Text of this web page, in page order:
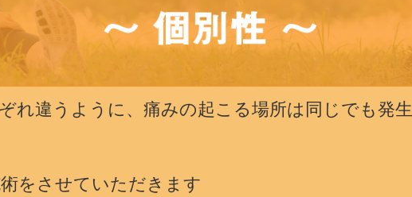
れ違うように、痛みの起こる場所は同じでも発生
をさせていただきます